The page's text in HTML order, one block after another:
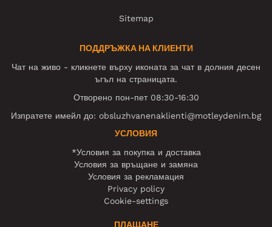
Sitemap
ПОДДРЪЖКА НА КЛИЕНТИ
Чат на живо - кликнете върху иконата за чат в долния десен
ъгъл на страницата.
Отворено пон-пет 08:30-16:30
Изпратете имейл до: obsluzhvanenaklienti@motleydenim.bg
УСЛОВИЯ
*Условия за покупка и доставка
Условия за връщане и замяна
Условия за рекламация
Privacy policy
Cookie-settings